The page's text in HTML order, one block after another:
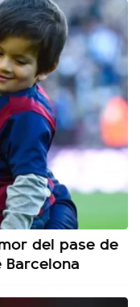
del pase de